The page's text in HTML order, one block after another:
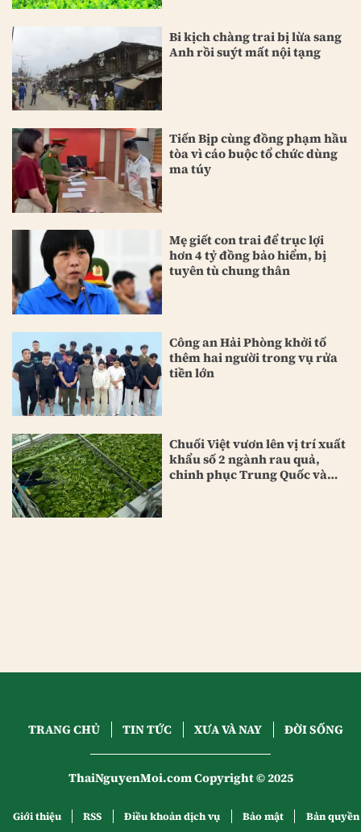
Bi kịch chàng trai bị lừa sang
Anh rồi suýt mất nội tạng
Tiến Bịp cùng đồng phạm hầu
tòa vì cáo buộc tổ chức dùng
ma túy
Mẹ giết con trai để trục lợi
hơn 4 tỷ đồng bảo hiểm, bị
tuyên tù chung thân
Công an Hải Phòng khởi tố
thêm hai người trong vụ rửa
tiền lớn
Chuối Việt vươn lên vị trí xuất
khẩu số 2 ngành rau quả,
chinh phục Trung Quốc và
TRANG CHỦ TIN TỨC XƯA VÀ NAY ĐỜI SỐNG
ThaiNguyenMoi.com Copyright © 2025
Giới thiệu RSS Điều khoản dịch vụ Bảo mật Bản quyền